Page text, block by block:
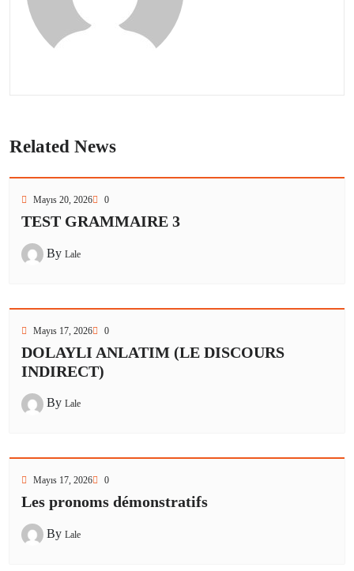
Related News
Mayıs 20, 2026 0
TEST GRAMMAIRE 3
By Lale
Mayıs 17, 2026 0
DOLAYLI ANLATIM (LE DISCOURS
INDIRECT)
By Lale
Mayıs 17, 2026 0
Les pronoms démonstratifs
By Lale